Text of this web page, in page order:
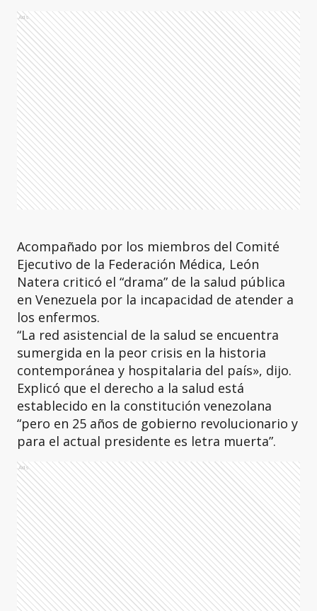
Ads
Acompañado por los miembros del Comité
Ejecutivo de la Federación Médica, León
Natera criticó el “drama” de la salud pública
en Venezuela por la incapacidad de atender a
los enfermos.
“La red asistencial de la salud se encuentra
sumergida en la peor crisis en la historia
contemporánea y hospitalaria del país», dijo.
Explicó que el derecho a la salud está
establecido en la constitución venezolana
“pero en 25 años de gobierno revolucionario y
para el actual presidente es letra muerta”.
Ads